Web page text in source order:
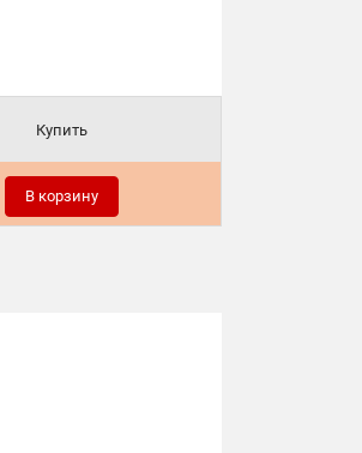
Купить
В корзину